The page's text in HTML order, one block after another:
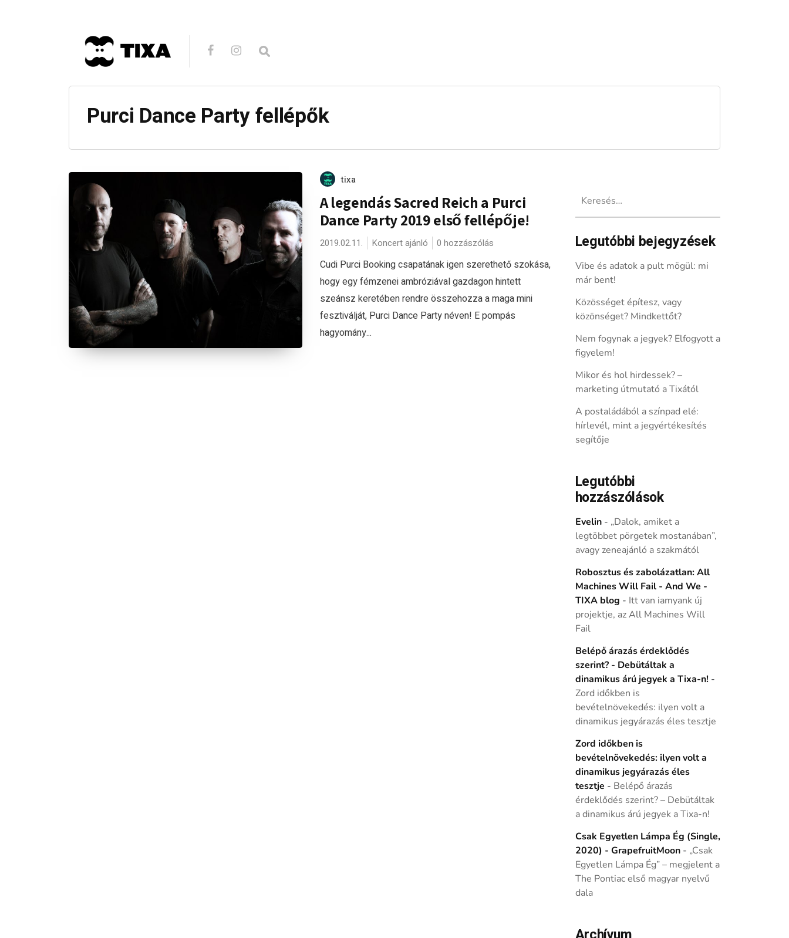
Purci Dance Party fellépők
tixa
A legendás Sacred Reich a Purci
Dance Party 2019 első fellépője!
2019.02.11. Koncert ajánló 0 hozzászólás
Cudi Purci Booking csapatának igen szerethető szokása,
hogy egy fémzenei ambróziával gazdagon hintett
szeánsz keretében rendre összehozza a maga mini
fesztiválját, Purci Dance Party néven! E pompás
hagyomány...
Legutóbbi bejegyzések
Vibe és adatok a pult mögül: mi
már bent!
Közösséget építesz, vagy
közönséget? Mindkettőt?
Nem fogynak a jegyek? Elfogyott a
figyelem!
Mikor és hol hirdessek? –
marketing útmutató a Tixától
A postaládából a színpad elé:
hírlevél, mint a jegyértékesítés
segítője
Legutóbbi
hozzászólások
Evelin- „Dalok, amiket a
legtöbbet pörgetek mostanában”,
avagy zeneajánló a szakmától
Robosztus és zabolázatlan: All
Machines Will Fail - And We -
TIXA blog - Itt van iamyank új
projektje, az All Machines Will
Fail
Belépő árazás érdeklődés
szerint? - Debütáltak a
dinamikus árú jegyek a Tixa-n! -
Zord időkben is
bevételnövekedés: ilyen volt a
dinamikus jegyárazás éles tesztje
Zord időkben is
bevételnövekedés: ilyen volt a
dinamikus jegyárazás éles
tesztje - Belépő árazás
érdeklődés szerint? – Debütáltak
a dinamikus árú jegyek a Tixa-n!
Csak Egyetlen Lámpa Ég (Single,
2020) - GrapefruitMoon- „Csak
Egyetlen Lámpa Ég” – megjelent a
The Pontiac első magyar nyelvű
dala